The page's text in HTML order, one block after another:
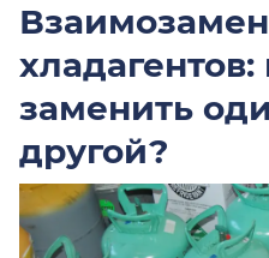
заменить
другой?